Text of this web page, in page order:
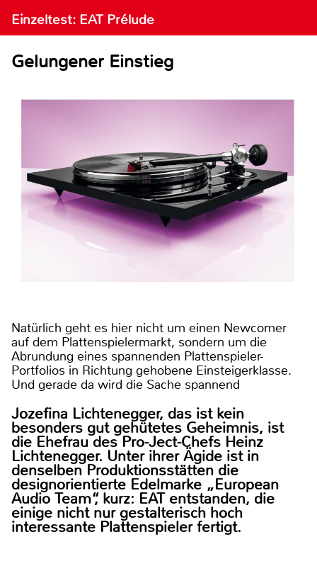
Einzeltest: EAT Prélude
Gelungener Einstieg
Natürlich geht es hier nicht um einen Newcomer
auf dem Plattenspielermarkt, sondern um die
Abrundung eines spannenden Plattenspieler-
Portfolios in Richtung gehobene Einsteigerklasse.
Und gerade da wird die Sache spannend
Jozefina Lichtenegger, das ist kein
besonders gut gehütetes Geheimnis, ist
die Ehefrau des Pro-Ject-Chefs Heinz
Lichtenegger. Unter ihrer Ägide ist in
denselben Produktionsstätten die
designorientierte Edelmarke „European
Audio Team“, kurz: EAT entstanden, die
einige nicht nur gestalterisch hoch
interessante Plattenspieler fertigt.